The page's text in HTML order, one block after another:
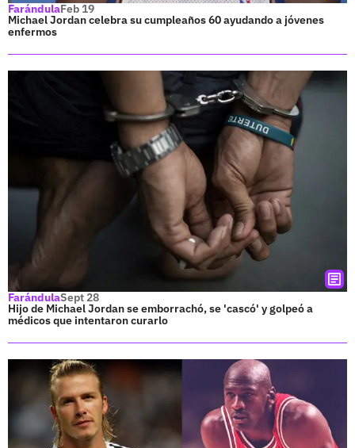
FarándulaFeb 19
Michael Jordan celebra su cumpleaños 60 ayudando a jóvenes
enfermos
FarándulaSept 28
Hijo de Michael Jordan se emborrachó, se 'cascó' y golpeó a
médicos que intentaron curarlo